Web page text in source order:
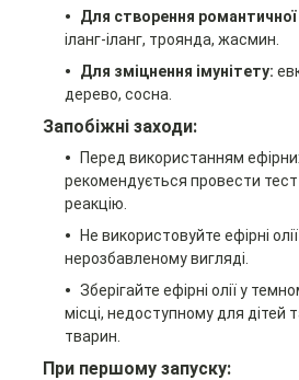
Для створення
іланг-іланг, троянда, жасмин.
Для зміцнення імунітету:
дерево, сосна.
Запобіжні заходи:
Перед використанням
рекомендується провести тест
реакцію.
Не використовуйте ефірні
нерозбавленому вигляді.
Зберігайте ефірні олії у
місці, недоступному для дітей
тварин.
При першому запуску: